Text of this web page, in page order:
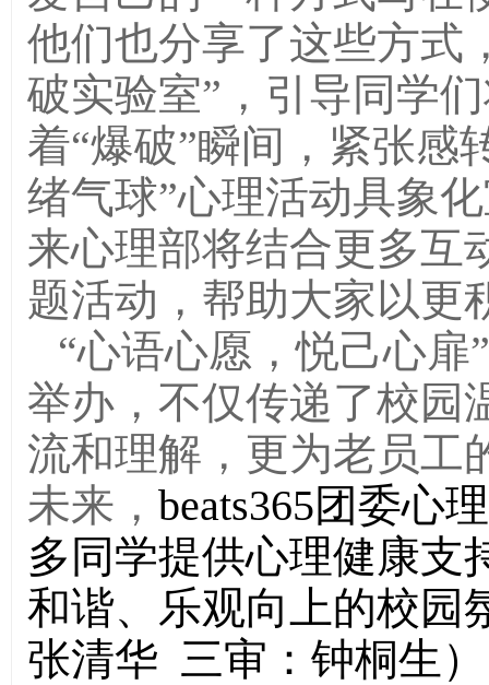
他们也分享了这些方式
破实验室”，引导同学
着“爆破”瞬间，紧张感
绪气球”心理活动具象
来心理部将结合更多互
题活动，帮助大家以更
“心语心愿，悦己心
举办，不仅传递了校园
流和理解，更为老员工
未来， beats365团委心
多同学提供心理健康支
和谐、乐观向上的校园
张清华 三审：钟桐生）